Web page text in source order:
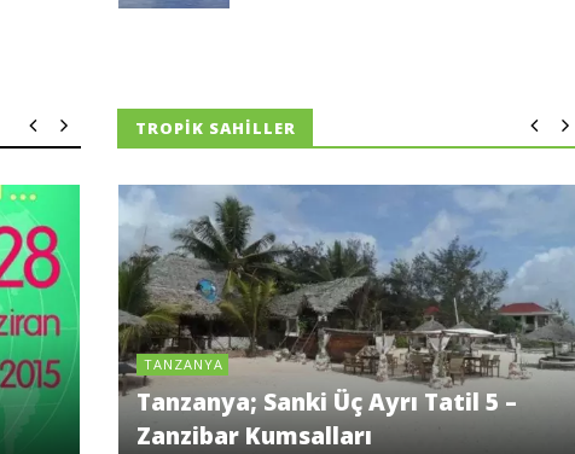
TROPIK SAHILLER
TANZANYA
Tanzanya; Sanki Üç Ayrı Tatil 5 –
Zanzibar Kumsalları